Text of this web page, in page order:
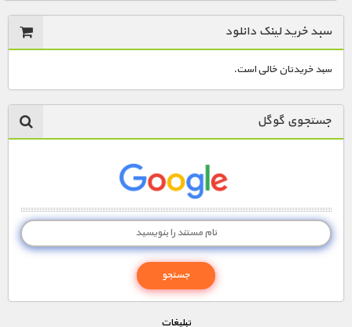
سبد خرید لینک دانلود
سبد خریدتان خالی است.
جستجوی گوگل
تبليغات